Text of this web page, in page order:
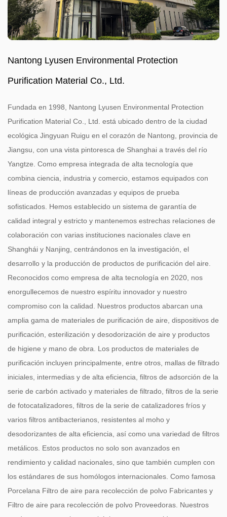
Nantong Lyusen Environmental Protection
Purification Material Co., Ltd.
Fundada en 1998, Nantong Lyusen Environmental Protection
Purification Material Co., Ltd. está ubicado dentro de la ciudad
ecológica Jingyuan Ruigu en el corazón de Nantong, provincia de
Jiangsu, con una vista pintoresca de Shanghai a través del río
Yangtze. Como empresa integrada de alta tecnología que
combina ciencia, industria y comercio, estamos equipados con
líneas de producción avanzadas y equipos de prueba
sofisticados. Hemos establecido un sistema de garantía de
calidad integral y estricto y mantenemos estrechas relaciones de
colaboración con varias instituciones nacionales clave en
Shanghái y Nanjing, centrándonos en la investigación, el
desarrollo y la producción de productos de purificación del aire.
Reconocidos como empresa de alta tecnología en 2020, nos
enorgullecemos de nuestro espíritu innovador y nuestro
compromiso con la calidad. Nuestros productos abarcan una
amplia gama de materiales de purificación de aire, dispositivos de
purificación, esterilización y desodorización de aire y productos
de higiene y mano de obra. Los productos de materiales de
purificación incluyen principalmente, entre otros, mallas de filtrado
iniciales, intermedias y de alta eficiencia, filtros de adsorción de la
serie de carbón activado y materiales de filtrado, filtros de la serie
de fotocatalizadores, filtros de la serie de catalizadores fríos y
varios filtros antibacterianos, resistentes al moho y
desodorizantes de alta eficiencia, así como una variedad de filtros
metálicos. Estos productos no solo son avanzados en
rendimiento y calidad nacionales, sino que también cumplen con
los estándares de sus homólogos internacionales. Como famosa
Porcelana Filtro de aire para recolección de polvo Fabricantes y
Filtro de aire para recolección de polvo Proveedoras . Nuestros